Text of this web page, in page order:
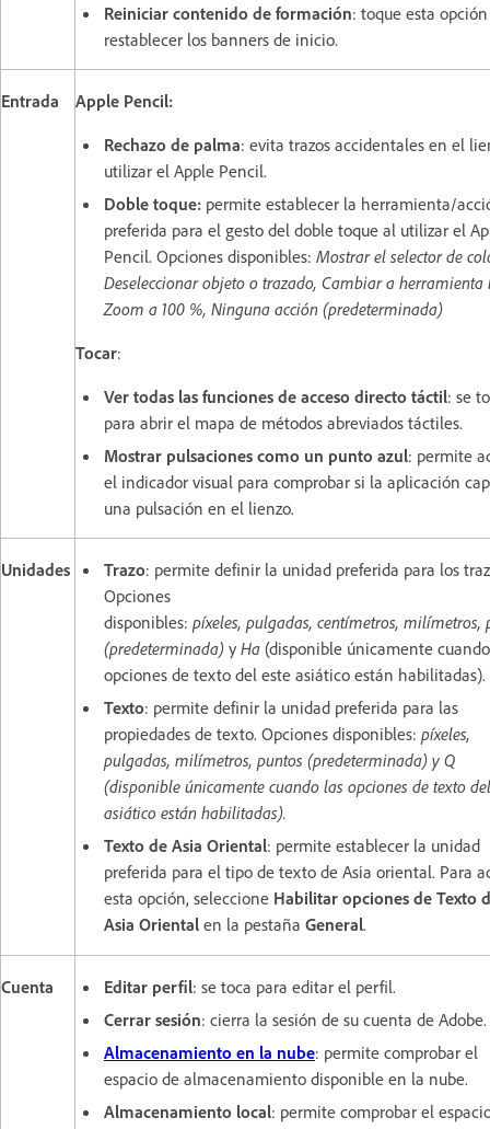
Reiniciar contenido de formación: toque esta
restablecer los banners de inicio.
Entrada
Apple Pencil:
Rechazo de palma: evita trazos accidentales en el
utilizar el Apple Pencil.
Doble toque: permite establecer la herramienta/
preferida para el gesto del doble toque al utilizar el
Pencil. Opciones disponibles: Mostrar el selector de
Deseleccionar objeto o trazado, Cambiar a herramienta
Zoom a 100 %, Ninguna acción (predeterminada)
Tocar:
Ver todas las funciones de acceso directo táctil: se
para abrir el mapa de métodos abreviados táctiles.
Mostrar pulsaciones como un punto azul: permite
el indicador visual para comprobar si la aplicación
una pulsación en el lienzo.
Unidades Trazo: permite definir la unidad preferida para los
Opciones
disponibles: píxeles, pulgadas, centímetros, milímetros,
(predeterminada) y Ha (disponible únicamente
opciones de texto del este asiático están habilitadas).
Texto: permite definir la unidad preferida para las
propiedades de texto. Opciones disponibles: píxeles,
pulgadas, milímetros, puntos (predeterminada) y Q
(disponible únicamente cuando las opciones de texto
asiático están habilitadas).
Texto de Asia Oriental: permite establecer la unidad
preferida para el tipo de texto de Asia oriental. Para
esta opción, seleccione Habilitar opciones de Texto
Asia Oriental en la pestaña General.
Cuenta Editar perfil: se toca para editar el perfil.
Cerrar sesión: cierra la sesión de su cuenta de Adobe.
Almacenamiento en la nube: permite comprobar el
espacio de almacenamiento disponible en la nube.
Almacenamiento local: permite comprobar el